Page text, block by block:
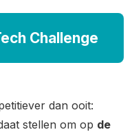
Challenge
dan ooit:
stellen om op de